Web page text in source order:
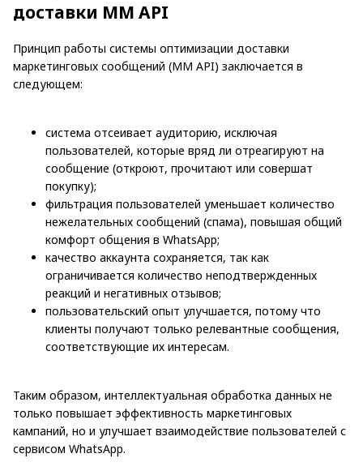
доставки MM API
Принцип работы системы оптимизации доставки
маркетинговых сообщений (MM API) заключается в
следующем:
система отсеивает аудиторию, исключая
пользователей, которые вряд ли отреагируют на
сообщение (откроют, прочитают или совершат
покупку);
фильтрация пользователей уменьшает количество
нежелательных сообщений (спама), повышая общий
комфорт общения в WhatsApp;
качество аккаунта сохраняется, так как
ограничивается количество неподтвержденных
реакций и негативных отзывов;
пользовательский опыт улучшается, потому что
клиенты получают только релевантные сообщения,
соответствующие их интересам.
Таким образом, интеллектуальная обработка данных не
только повышает эффективность маркетинговых
кампаний, но и улучшает взаимодействие пользователей с
сервисом WhatsApp.